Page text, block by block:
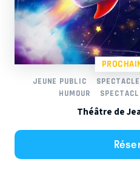
JEUNE PUBLIC
HUMOUR
Théâtre de